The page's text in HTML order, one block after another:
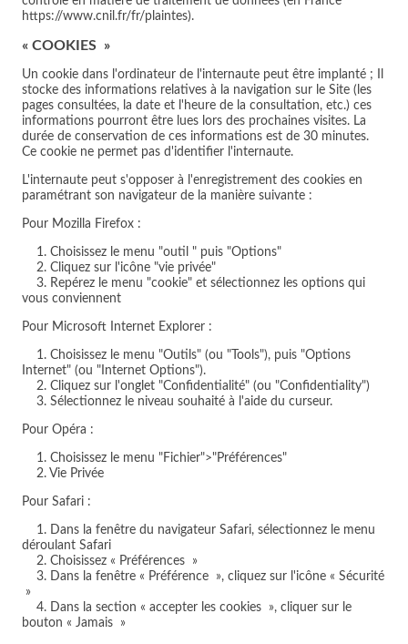
https://www.cnil.fr/fr/plaintes).
« COOKIES »
Un cookie dans l'ordinateur de l'internaute peut être implanté ; Il
stocke des informations relatives à la navigation sur le Site (les
pages consultées, la date et l'heure de la consultation, etc.) ces
informations pourront être lues lors des prochaines visites. La
durée de conservation de ces informations est de 30 minutes.
Ce cookie ne permet pas d'identifier l'internaute.
L'internaute peut s'opposer à l'enregistrement des cookies en
paramétrant son navigateur de la manière suivante :
Pour Mozilla Firefox :
1. Choisissez le menu "outil " puis "Options"
2. Cliquez sur l'icône "vie privée"
3. Repérez le menu "cookie" et sélectionnez les options qui
vous conviennent
Pour Microsoft Internet Explorer :
1. Choisissez le menu "Outils" (ou "Tools"), puis "Options
Internet" (ou "Internet Options").
2. Cliquez sur l'onglet "Confidentialité" (ou "Confidentiality")
3. Sélectionnez le niveau souhaité à l'aide du curseur.
Pour Opéra :
1. Choisissez le menu "Fichier">"Préférences"
2. Vie Privée
Pour Safari :
1. Dans la fenêtre du navigateur Safari, sélectionnez le menu
déroulant Safari
2. Choisissez « Préférences »
3. Dans la fenêtre « Préférence », cliquez sur l'icône « Sécurité
»
4. Dans la section « accepter les cookies », cliquer sur le
bouton « Jamais »